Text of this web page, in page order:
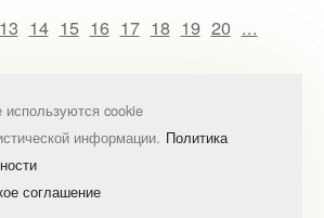
13 14 15 16 17 18 19 20 ...
cookie
информации. Политика
соглашение